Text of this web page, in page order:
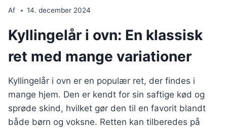
Af 14. december 2024
Kyllingelår i ovn: En klassisk
ret med mange variationer
Kyllingelår i ovn er en populær ret, der findes i
mange hjem. Den er kendt for sin saftige kød og
sprøde skind, hvilket gør den til en favorit blandt
både børn og voksne. Retten kan tilberedes på